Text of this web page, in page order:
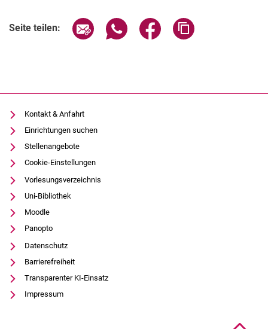
Seite teilen: Seite über E-Mail teilen
Seite über WhatsApp teilen
Seite über Facebook
Kontakt & Anfahrt
Einrichtungen suchen
Stellenangebote
Cookie-Einstellungen
Vorlesungsverzeichnis
Uni-Bibliothek
Moodle
Panopto
Datenschutz
Barrierefreiheit
Transparenter KI-Einsatz
Impressum